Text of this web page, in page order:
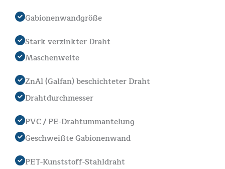
Gabionenwandgröße
Stark verzinkter Draht
Maschenweite
ZnAl (Galfan) beschichteter Draht
Drahtdurchmesser
PVC / PE-Drahtummantelung
Geschweißte Gabionenwand
PET-Kunststoff-Stahldraht